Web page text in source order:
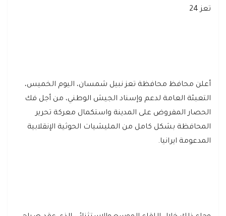
تعز 24
أعلن محافظ محافظة تعز نبيل شمسان، اليوم الخميس،
التعبئة العامة لدعم وإسناد الجيش الوطني، من أجل فك
الحصار المفروض على المدينة واستكمال معركة تحرير
المحافظة بشكل كامل من المليشيات الحوثية الإنقلابية
المدعومة ايرانيا.